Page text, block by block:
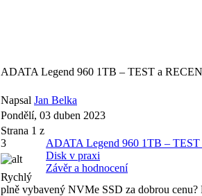
ADATA Legend 960 1TB – TEST a
Napsal Jan Belka
Pondělí, 03 duben 2023
ADATA Legend 960 1TB –
Disk v praxi
Závěr a hodnocení
Strana 1 z
3
Rychlý
plně vybavený NVMe SSD za dobrou